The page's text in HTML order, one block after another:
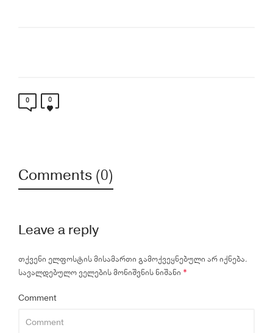
0 0
Comments (0)
Leave a reply
თქვენი ელფოსტის მისამართი გამოქვეყნებული არ იქნება.
სავალდებულო ველების მონიშვნის ნიშანი *
Comment